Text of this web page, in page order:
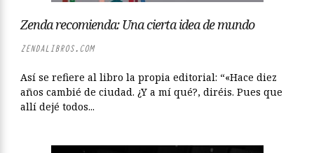
Zenda recomienda: Una cierta idea de mundo
ZENDALIBROS.COM
Así se refiere al libro la propia editorial: “«Hace diez
años cambié de ciudad. ¿Y a mí qué?, diréis. Pues que
allí dejé todos...